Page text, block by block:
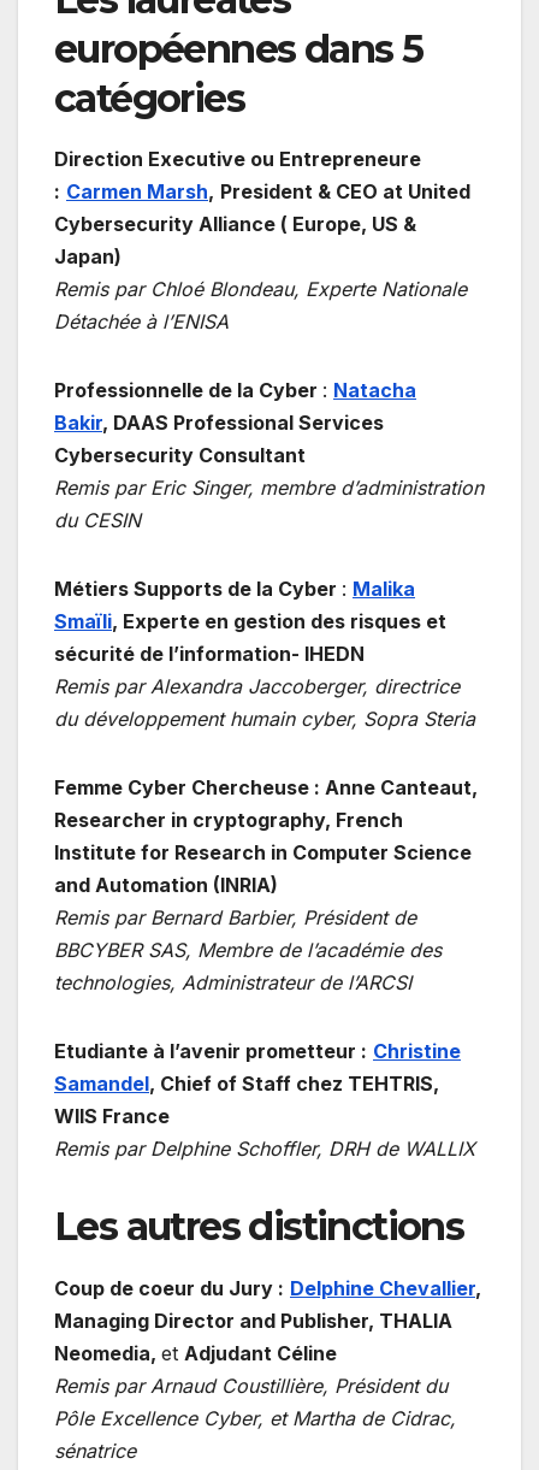
européennes dans 5
catégories
Direction Executive ou Entrepreneure
: Carmen Marsh, President & CEO at United
Cybersecurity Alliance ( Europe, US &
Japan)
Remis par Chloé Blondeau, Experte Nationale
Détachée à l’ENISA
Professionnelle de la Cyber : Natacha
Bakir, DAAS Professional Services
Cybersecurity Consultant
Remis par Eric Singer, membre d’administration
du CESIN
Métiers Supports de la Cyber : Malika
Smaïli, Experte en gestion des risques et
sécurité de l’information- IHEDN
Remis par Alexandra Jaccoberger, directrice
du développement humain cyber, Sopra Steria
Femme Cyber Chercheuse : Anne Canteaut,
Researcher in cryptography, French
Institute for Research in Computer Science
and Automation (INRIA)
Remis par Bernard Barbier, Président de
BBCYBER SAS, Membre de l’académie des
technologies, Administrateur de l’ARCSI
Etudiante à l’avenir prometteur : Christine
Samandel, Chief of Staff chez TEHTRIS,
WIIS France
Remis par Delphine Schoffler, DRH de WALLIX
Les autres distinctions
Coup de coeur du Jury : Delphine Chevallier,
Managing Director and Publisher, THALIA
Neomedia, et Adjudant Céline
Remis par Arnaud Coustillière, Président du
Pôle Excellence Cyber, et Martha de Cidrac,
sénatrice